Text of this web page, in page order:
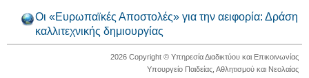
Οι «Ευρωπαϊκές Αποστολές» για την αειφορία: Δράση
καλλιτεχνικής δημιουργίας
2026 Copyright © Υπηρεσία Διαδικτύου και Επικοινωνίας
Υπουργείο Παιδείας, Αθλητισμού και Νεολαίας